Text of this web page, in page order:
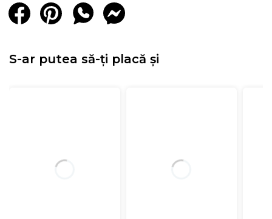
S-ar putea să-ți placă și